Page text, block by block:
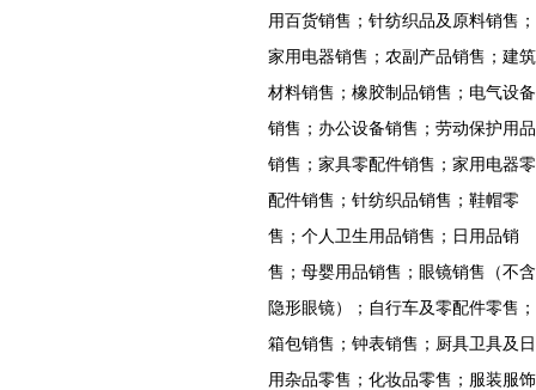
用百货销售；针纺织品及原料销售；
家用电器销售；农副产品销售；建筑
材料销售；橡胶制品销售；电气设备
销售；办公设备销售；劳动保护用品
销售；家具零配件销售；家用电器零
配件销售；针纺织品销售；鞋帽零
售；个人卫生用品销售；日用品销
售；母婴用品销售；眼镜销售（不含
隐形眼镜）；自行车及零配件零售；
箱包销售；钟表销售；厨具卫具及日
用杂品零售；化妆品零售；服装服饰